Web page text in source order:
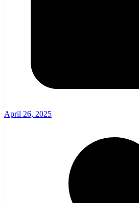
April 26, 2025